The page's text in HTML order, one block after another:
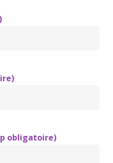
obligatoire)